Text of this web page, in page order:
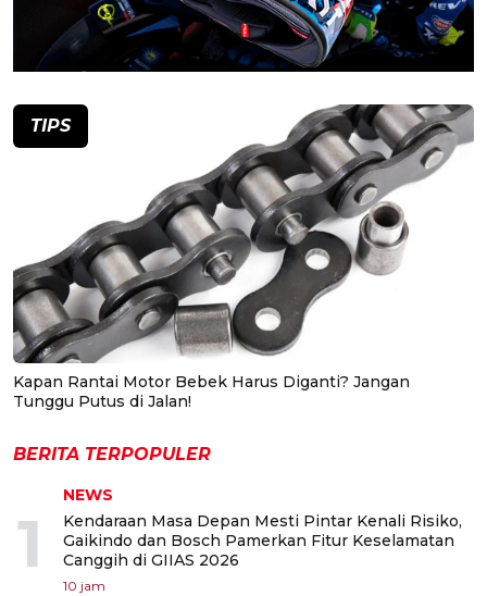
TIPS
Kapan Rantai Motor Bebek Harus Diganti? Jangan
Tunggu Putus di Jalan!
BERITA TERPOPULER
1
NEWS
Kendaraan Masa Depan Mesti Pintar Kenali Risiko,
Gaikindo dan Bosch Pamerkan Fitur Keselamatan
Canggih di GIIAS 2026
10 jam